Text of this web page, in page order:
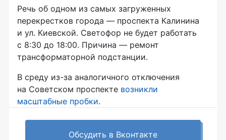
Речь об одном из самых загруженных
перекрестков города — проспекта Калинина
и ул. Киевской. Светофор не будет работать
с 8:30 до 18:00. Причина — ремонт
трансформаторной подстанции.
В среду из-за аналогичного отключения
на Советском проспекте возникли
масштабные пробки.
Обсудить в Вконтакте